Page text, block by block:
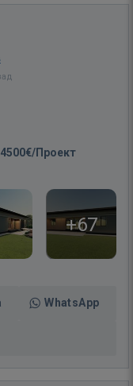
Проект
+67
WhatsApp